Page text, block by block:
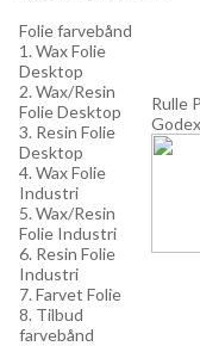
Folie farvebånd
1. Wax Folie
Desktop
2. Wax/Resin
Folie Desktop
3. Resin Folie
Desktop
4. Wax Folie
Industri
5. Wax/Resin
Folie Industri
6. Resin Folie
Industri
7. Farvet Folie
8. Tilbud
farvebånd
Rulle